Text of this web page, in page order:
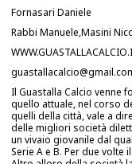
Fornasari Daniele
Rabbi Manuele,Masini
Il Guastalla Calcio venne
quello attuale, nel corso
quelli della città, vale a
delle migliori società
un vivaio giovanile dal
Serie A e B. Per due